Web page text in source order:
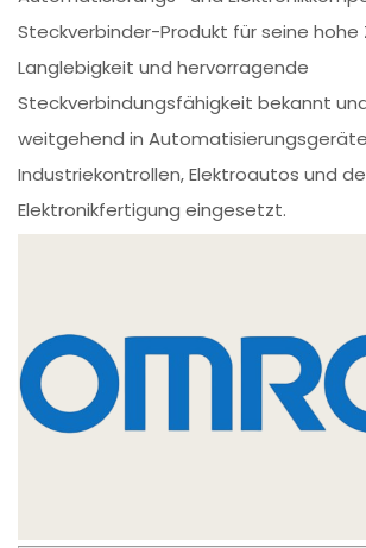
Steckverbinder-Produkt für seine hohe
Langlebigkeit und hervorragende
Steckverbindungsfähigkeit bekannt
weitgehend in
Industriekontrollen, Elektroautos und
Elektronikfertigung eingesetzt.